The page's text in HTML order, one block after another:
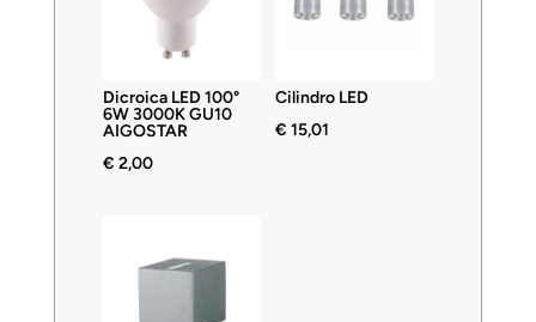
Dicroica LED 100°
6W 3000K GU10
AIGOSTAR
€ 2,00
Cilindro LED
€ 15,01